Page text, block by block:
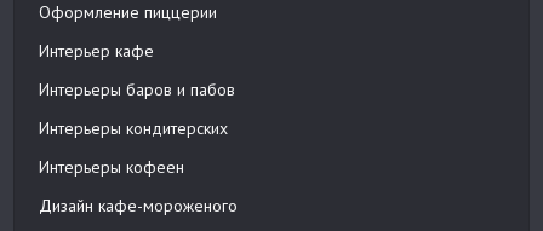
Оформление пиццерии
Интерьер кафе
Интерьеры баров и пабов
Интерьеры кондитерских
Интерьеры кофеен
Дизайн кафе-мороженого